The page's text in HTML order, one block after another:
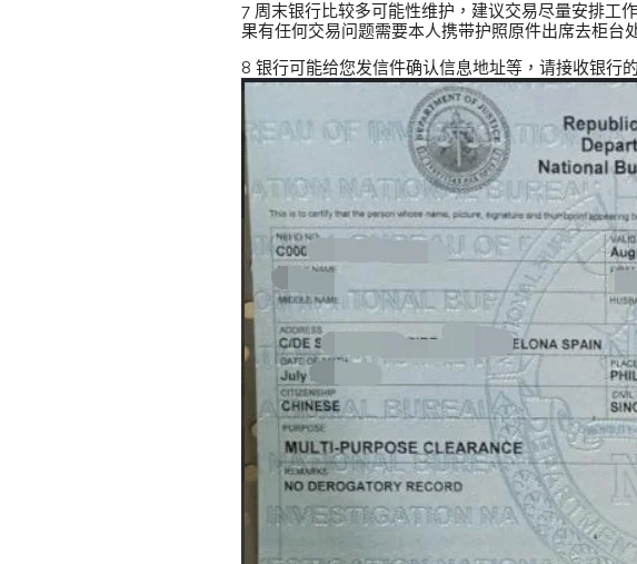
7 周末银行比较多可能性维护，建议交易尽量安排工
果有任何交易问题需要本人携带护照原件出席去柜台
8 银行可能给您发信件确认信息地址等，请接收银行